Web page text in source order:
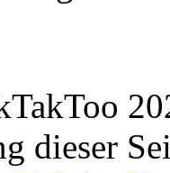
dieser